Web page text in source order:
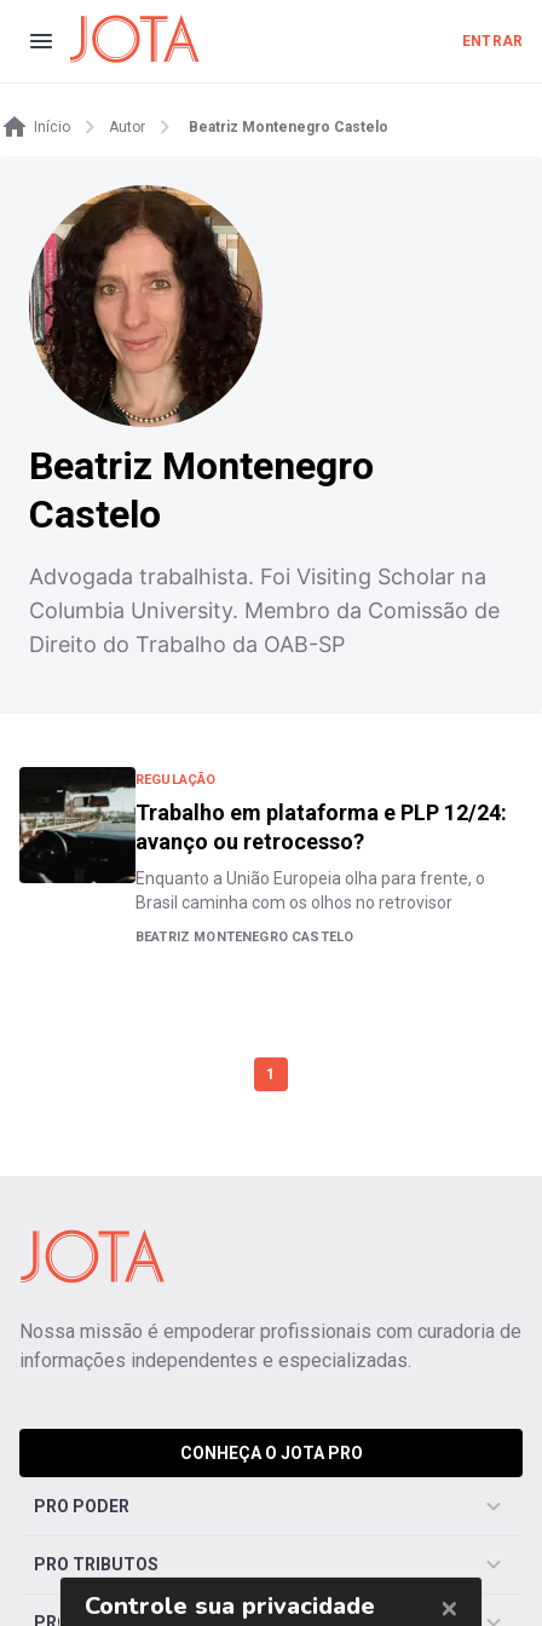
ENTRAR
Início Autor Beatriz Montenegro Castelo
Beatriz Montenegro
Castelo
Advogada trabalhista. Foi Visiting Scholar na
Columbia University. Membro da Comissão de
Direito do Trabalho da OAB-SP
REGULAÇÃO
Trabalho em plataforma e PLP 12/24:
avanço ou retrocesso?
Enquanto a União Europeia olha para frente, o
Brasil caminha com os olhos no retrovisor
BEATRIZ MONTENEGRO CASTELO
1
Nossa missão é empoderar profissionais com curadoria de
informações independentes e especializadas.
CONHEÇA O JOTA PRO
PRO PODER
PRO TRIBUTOS